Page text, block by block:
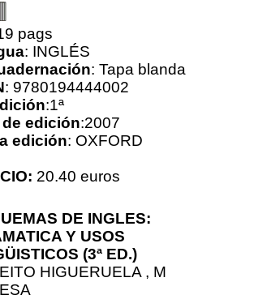
pags
: INGLÉS
: Tapa blanda
: 9780194444002
:1ª
edición:2007
edición: OXFORD
20.40 euros
DE INGLES:
Y USOS
(3ª ED.)
HIGUERUELA , M